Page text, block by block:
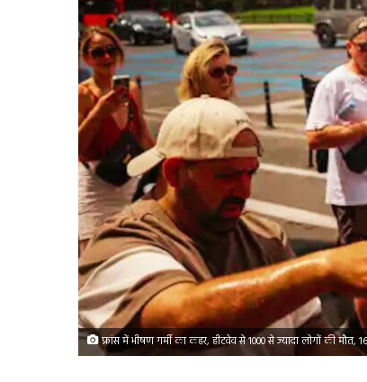
फ्रांस में भीषण गर्मी का कहर, हीटवेव से 1000 से ज्यादा लोगों की मौत, 16